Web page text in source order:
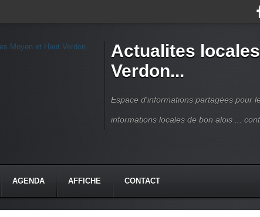
Actualites
Verdon...
Espace d'informations partagées pour
informations locales de bon alois ...
AGENDA AFFICHE CONTACT